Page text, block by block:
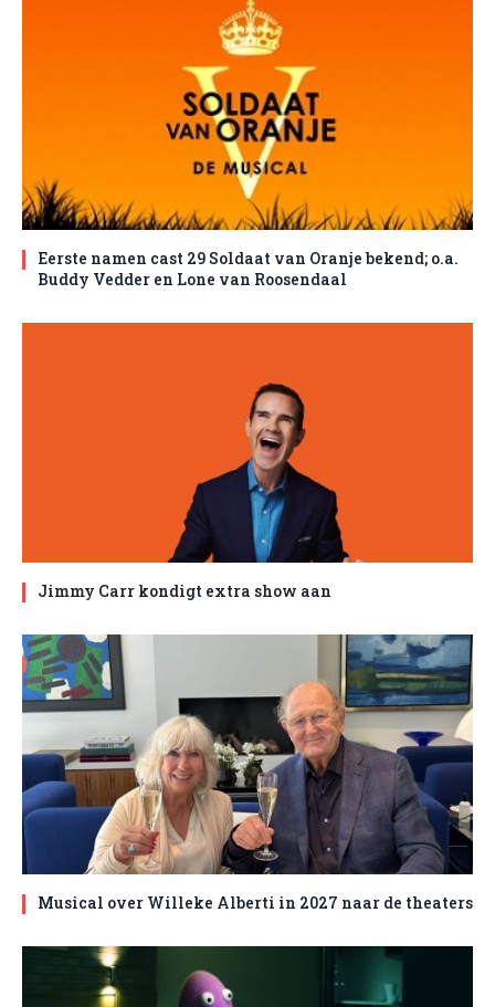
Eerste namen cast 29 Soldaat van Oranje bekend; o.a.
Buddy Vedder en Lone van Roosendaal
Jimmy Carr kondigt extra show aan
Musical over Willeke Alberti in 2027 naar de theaters